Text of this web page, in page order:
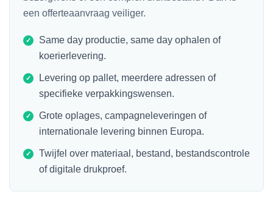
een offerteaanvraag veiliger.
Same day productie, same day ophalen of
koerierlevering.
Levering op pallet, meerdere adressen of
specifieke verpakkingswensen.
Grote oplages, campagneleveringen of
internationale levering binnen Europa.
Twijfel over materiaal, bestand, bestandscontrole
of digitale drukproef.